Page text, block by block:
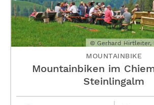
© Gerhard Hirtleiter,
MOUNTAINBIKE
Mountainbiken im
Steinlingalm